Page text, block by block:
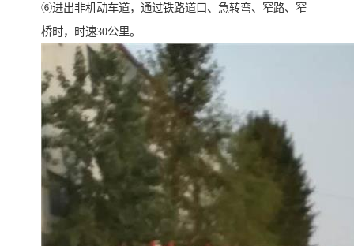
⑥进出非机动车道，通过铁路道口、急转弯、窄路、窄
桥时，时速30公里。